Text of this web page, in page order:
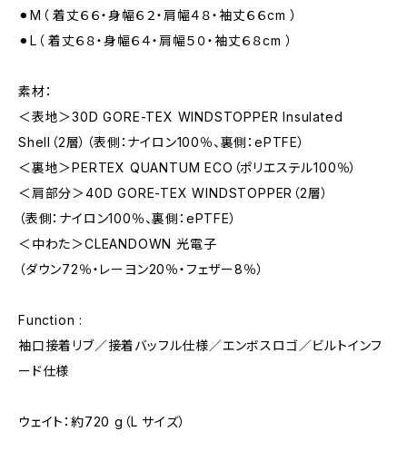
⚫︎M（ 着丈６６・身幅６２・肩幅４８・袖丈６６cm ）
⚫︎L（ 着丈６８・身幅６４・肩幅５０・袖丈６８cm ）
素材：
＜表地＞30D GORE-TEX WINDSTOPPER Insulated
Shell（2層）（表側：ナイロン100％、裏側：ePTFE）
＜裏地＞PERTEX QUANTUM ECO（ポリエステル100％）
＜肩部分＞40D GORE-TEX WINDSTOPPER（2層）
（表側：ナイロン100％、裏側：ePTFE）
＜中わた＞CLEANDOWN 光電子
（ダウン72％・レーヨン20％・フェザー8％）
Function :
袖口接着リブ／接着バッフル仕様／エンボスロゴ／ビルトインフ
ード仕様
ウェイト：約720 g（L サイズ）